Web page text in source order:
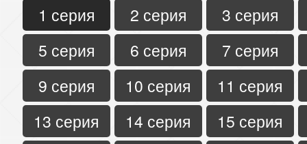
1 серия 2 серия
3 серия
5 серия
6 серия
7 серия
9 серия
10 серия
11 серия
13 серия
14 серия
15 серия